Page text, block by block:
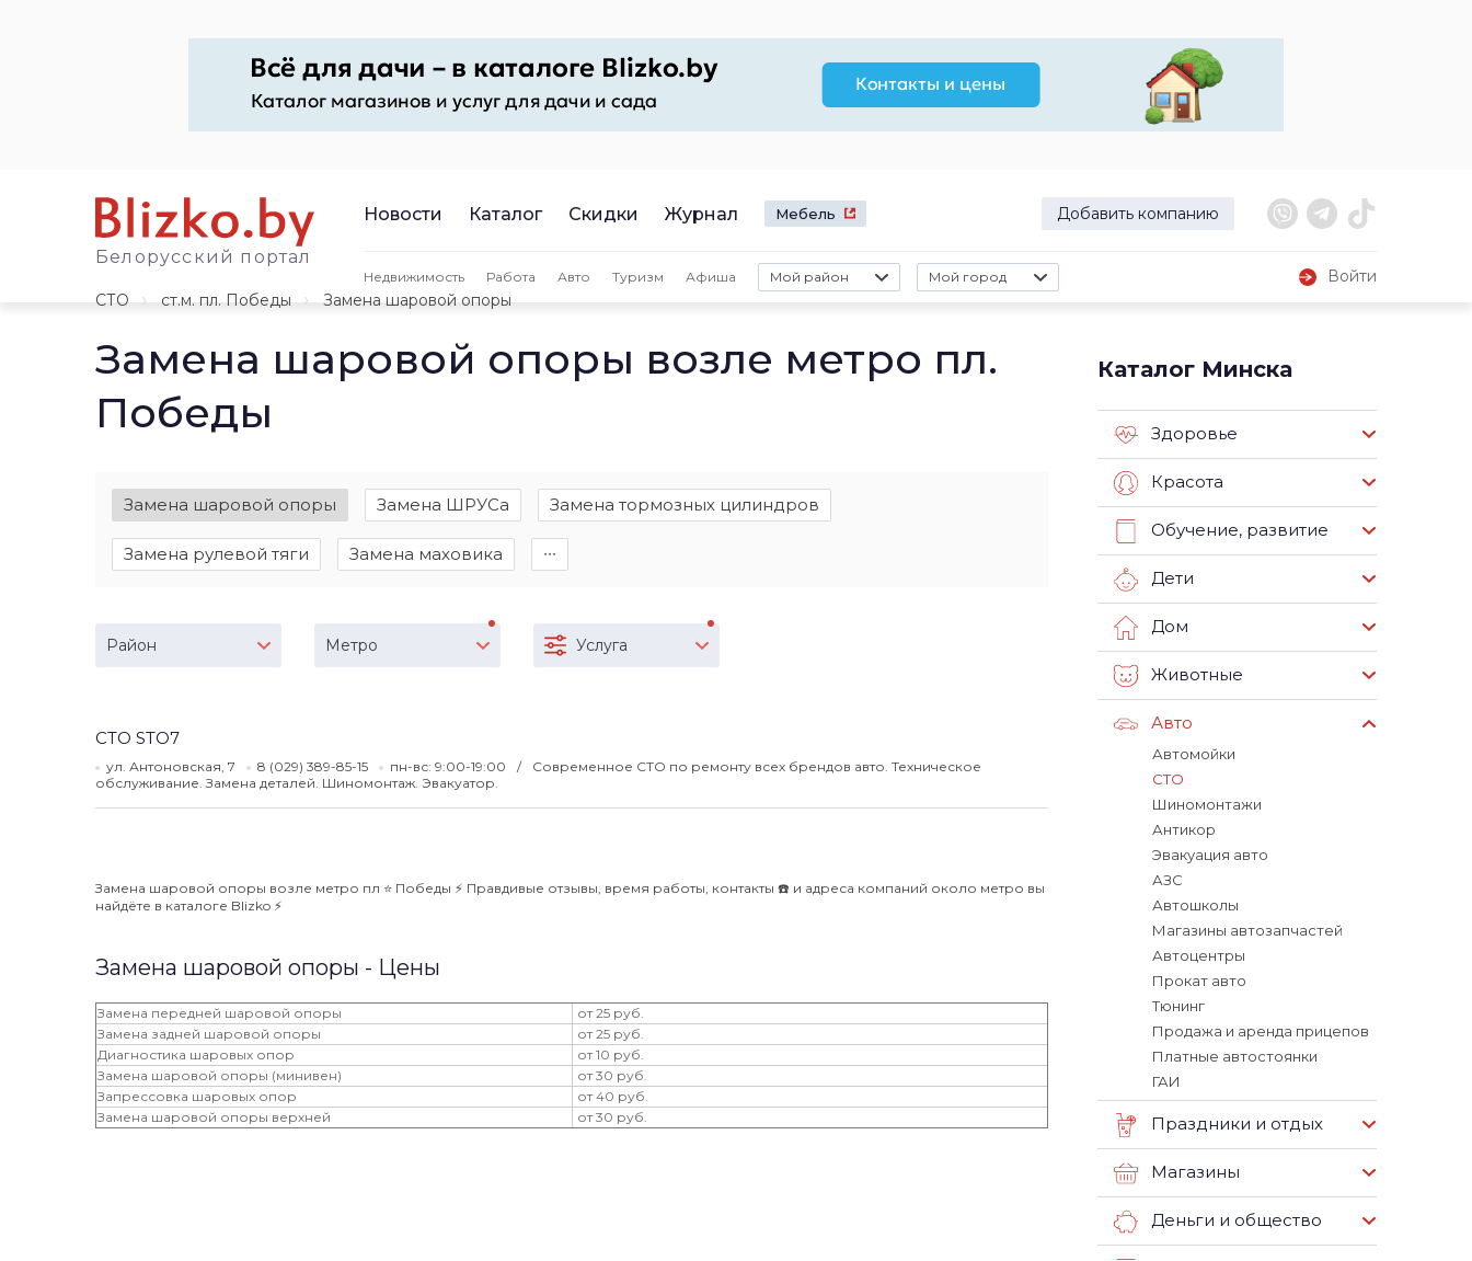
Белорусский портал
Новости Каталог Скидки Журнал Мебель Добавить компанию
Недвижимость Работа Авто Туризм Афиша Мой район Мой город
Войти
СТО
ст.м. пл. Победы Замена шаровой опоры
Замена шаровой опоры возле метро пл.
Победы
Замена шаровой опоры Замена ШРУСа Замена тормозных цилиндров
Замена рулевой тяги Замена маховика ∙∙∙
Район Метро Услуга
СТО STO7
ул. Антоновская, 7 8 (029) 389-85-15 пн-вс: 9:00-19:00
Современное СТО по ремонту всех брендов авто. Техническое
обслуживание. Замена деталей. Шиномонтаж. Эвакуатор.
Замена шаровой опоры возле метро пл ⭐️ Победы ⚡️ Правдивые отзывы, время работы, контакты ☎️ и адреса компаний около метро вы
найдёте в каталоге Blizko ⚡️
Замена шаровой опоры - Цены
Замена передней шаровой опоры
от 25 руб.
Замена задней шаровой опоры
от 25 руб.
Диагностика шаровых опор
от 10 руб.
Замена шаровой опоры (минивен)
от 30 руб.
Запрессовка шаровых опор
от 40 руб.
Замена шаровой опоры верхней
от 30 руб.
Каталог Минска
Здоровье
Красота
Обучение, развитие
Дети
Дом
Животные
Авто
Автомойки
СТО
Шиномонтажи
Антикор
Эвакуация авто
АЗС
Автошколы
Магазины автозапчастей
Автоцентры
Прокат авто
Тюнинг
Продажа и аренда прицепов
Платные автостоянки
ГАИ
Праздники и отдых
Магазины
Деньги и общество